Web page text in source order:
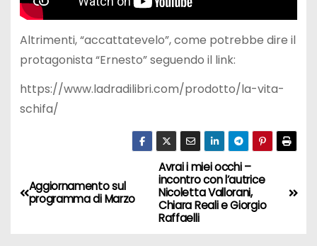
Altrimenti, “accattatevelo”, come potrebbe dire il
protagonista “Ernesto” seguendo il link:
https://www.ladradilibri.com/prodotto/la-vita-
schifa/
N
a
Avrai i miei occhi –
incontro con l’autrice
Nicoletta Vallorani,
Chiara Reali e Giorgio
Raffaelli
Aggiornamento sul
programma di Marzo